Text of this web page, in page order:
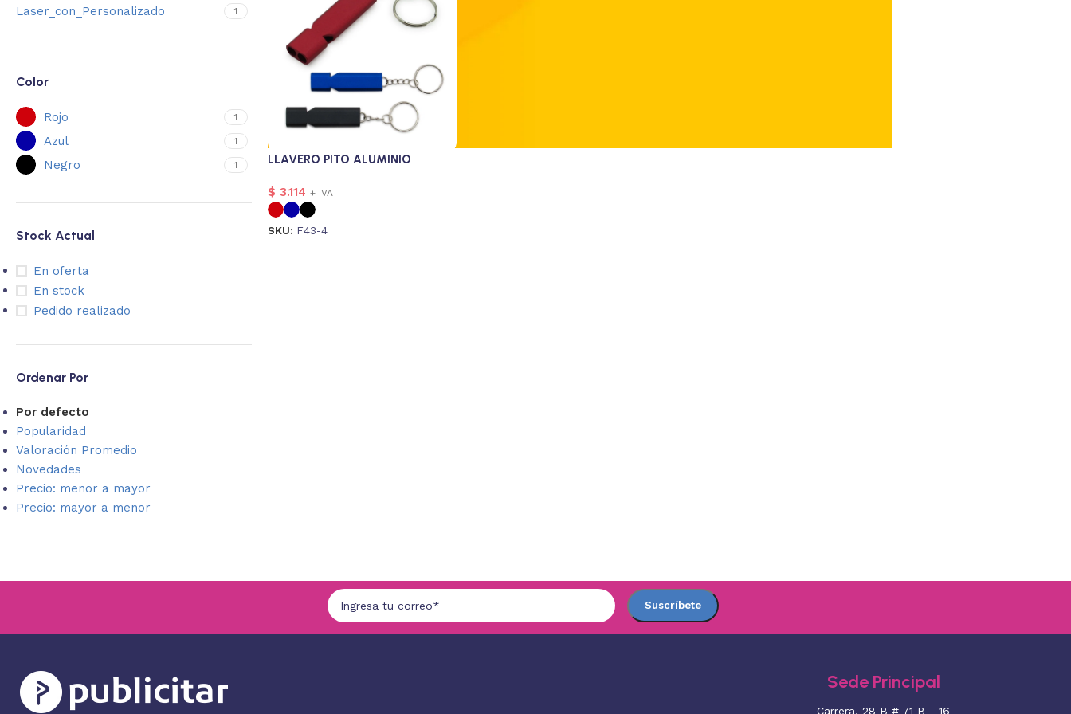
Laser_con_Personalizado 1
Color
Rojo 1
Azul 1
Negro 1
Stock Actual
En oferta
En stock
Pedido realizado
Ordenar Por
Por defecto
Popularidad
Valoración Promedio
Novedades
Precio: menor a mayor
Precio: mayor a menor
LLAVERO PITO ALUMINIO
$ 3.114 + IVA
SKU: F43-4
Sede Principal
Carrera. 28 B # 71 B - 16